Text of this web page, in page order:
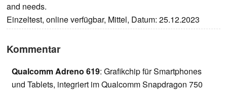
and needs.
Einzeltest, online verfügbar, Mittel, Datum: 25.12.2023
Kommentar
Qualcomm Adreno 619: Grafikchip für Smartphones
und Tablets, integriert im Qualcomm Snapdragon 750